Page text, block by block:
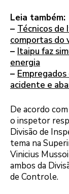
Leia também:
– Técnicos de
comportas do
– Itaipu faz
energia
–
acidente e
De acordo
o inspetor
Divisão de
tema na
Vinicius
ambos da
de Controle.